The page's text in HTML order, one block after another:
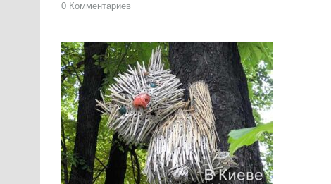
0 Комментариев